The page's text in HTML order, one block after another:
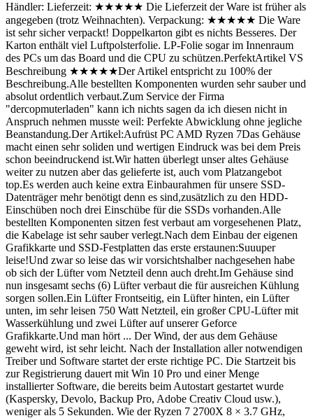
Händler: Lieferzeit: ★★★★★ Die Lieferzeit der Ware ist früher als
angegeben (trotz Weihnachten). Verpackung: ★★★★★ Die Ware
ist sehr sicher verpackt! Doppelkarton gibt es nichts Besseres. Der
Karton enthält viel Luftpolsterfolie. LP-Folie sogar im Innenraum
des PCs um das Board und die CPU zu schützen.PerfektArtikel VS
Beschreibung ★★★★★Der Artikel entspricht zu 100% der
Beschreibung.Alle bestellten Komponenten wurden sehr sauber und
absolut ordentlich verbaut.Zum Service der Firma
"dercopmuterladen" kann ich nichts sagen da ich diesen nicht in
Anspruch nehmen musste weil: Perfekte Abwicklung ohne jegliche
Beanstandung.Der Artikel:Aufrüst PC AMD Ryzen 7Das Gehäuse
macht einen sehr soliden und wertigen Eindruck was bei dem Preis
schon beeindruckend ist.Wir hatten überlegt unser altes Gehäuse
weiter zu nutzen aber das gelieferte ist, auch vom Platzangebot
top.Es werden auch keine extra Einbaurahmen für unsere SSD-
Datenträger mehr benötigt denn es sind,zusätzlich zu den HDD-
Einschüben noch drei Einschübe für die SSDs vorhanden.Alle
bestellten Komponenten sitzen fest verbaut am vorgesehenen Platz,
die Kabelage ist sehr sauber verlegt.Nach dem Einbau der eigenen
Grafikkarte und SSD-Festplatten das erste erstaunen:Suuuper
leise!Und zwar so leise das wir vorsichtshalber nachgesehen habe
ob sich der Lüfter vom Netzteil denn auch dreht.Im Gehäuse sind
nun insgesamt sechs (6) Lüfter verbaut die für ausreichen Kühlung
sorgen sollen.Ein Lüfter Frontseitig, ein Lüfter hinten, ein Lüfter
unten, im sehr leisen 750 Watt Netzteil, ein großer CPU-Lüfter mit
Wasserkühlung und zwei Lüfter auf unserer Geforce
Grafikkarte.Und man hört ... Der Wind, der aus dem Gehäuse
geweht wird, ist sehr leicht. Nach der Installation aller notwendigen
Treiber und Software startet der erste richtige PC. Die Startzeit bis
zur Registrierung dauert mit Win 10 Pro und einer Menge
installierter Software, die bereits beim Autostart gestartet wurde
(Kaspersky, Devolo, Backup Pro, Adobe Creativ Cloud usw.),
weniger als 5 Sekunden. Wie der Ryzen 7 2700X 8 × 3.7 GHz,